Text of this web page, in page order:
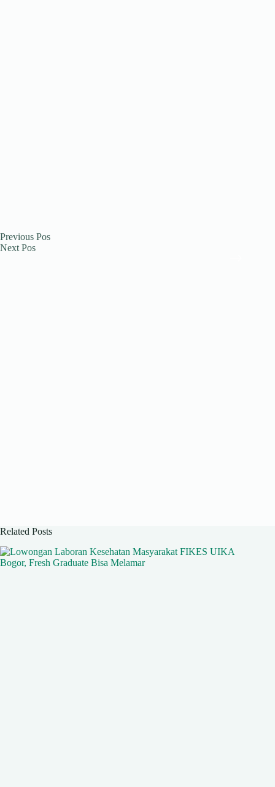
Previous Pos
Next Pos
Related Posts